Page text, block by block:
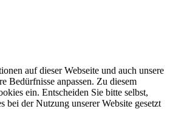
auf dieser Webseite und auch unsere
Bedürfnisse anpassen. Zu diesem
ein. Entscheiden Sie bitte selbst,
bei der Nutzung unserer Website gesetzt